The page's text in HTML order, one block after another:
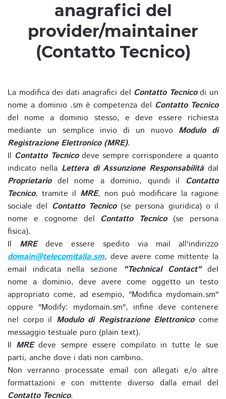
anagrafici del
provider/maintainer
(Contatto Tecnico)
La modifica dei dati anagrafici del Contatto Tecnicodi un
nome a dominio .sm è competenza del Contatto Tecnico
del nome a dominio stesso, e deve essere richiesta
mediante un semplice invio di un nuovo Modulo di
Registrazione Elettronico (MRE).
Il Contatto Tecnicodeve sempre corrispondere a quanto
indicato nella Lettera di Assunzione Responsabilitàdal
Proprietariodel nome a dominio, quindi il Contatto
Tecnico, tramite il MRE, non può modificare la ragione
sociale del Contatto Tecnico(se persona giuridica) o il
nome e cognome del Contatto Tecnico(se persona
fisica).
Il MREdeve essere spedito via mail all'indirizzo
domain@telecomitalia.sm, deve avere come mittente la
email indicata nella sezione
"Technical Contact"del
nome a dominio, deve avere come oggetto un testo
appropriato come, ad esempio, "Modifica mydomain.sm"
oppure "Modify: mydomain.sm", infine deve contenere
nel corpo il Modulo di Registrazione Elettronicocome
messaggio testuale puro (plain text).
Il MREdeve sempre essere compilato in tutte le sue
parti, anche dove i dati non cambino.
Non verranno processate email con allegati e/o altre
formattazioni e con mittente diverso dalla email del
Contatto Tecnico.